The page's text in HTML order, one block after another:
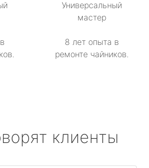
Универсальный
мастер
8 лет опыта в
ремонте чайников.
клиенты